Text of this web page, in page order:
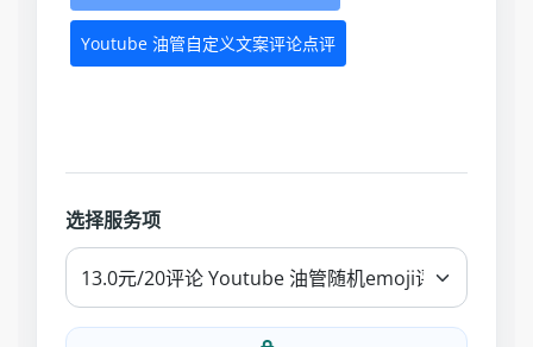
Youtube 油管自定义文案评论点评
选择服务项